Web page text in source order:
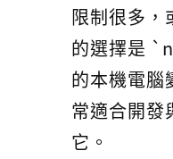
限制很多，
的選擇是
的本機電腦
常適合開發
它。